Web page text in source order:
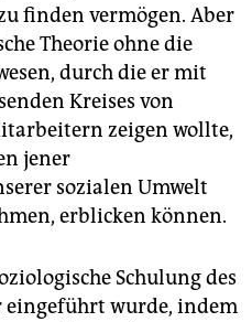
finden vermögen. Aber
Theorie ohne die
durch die er mit
Kreises von
zeigen wollte,
jener
sozialen Umwelt
erblicken können.
Schulung des
eingeführt wurde, indem